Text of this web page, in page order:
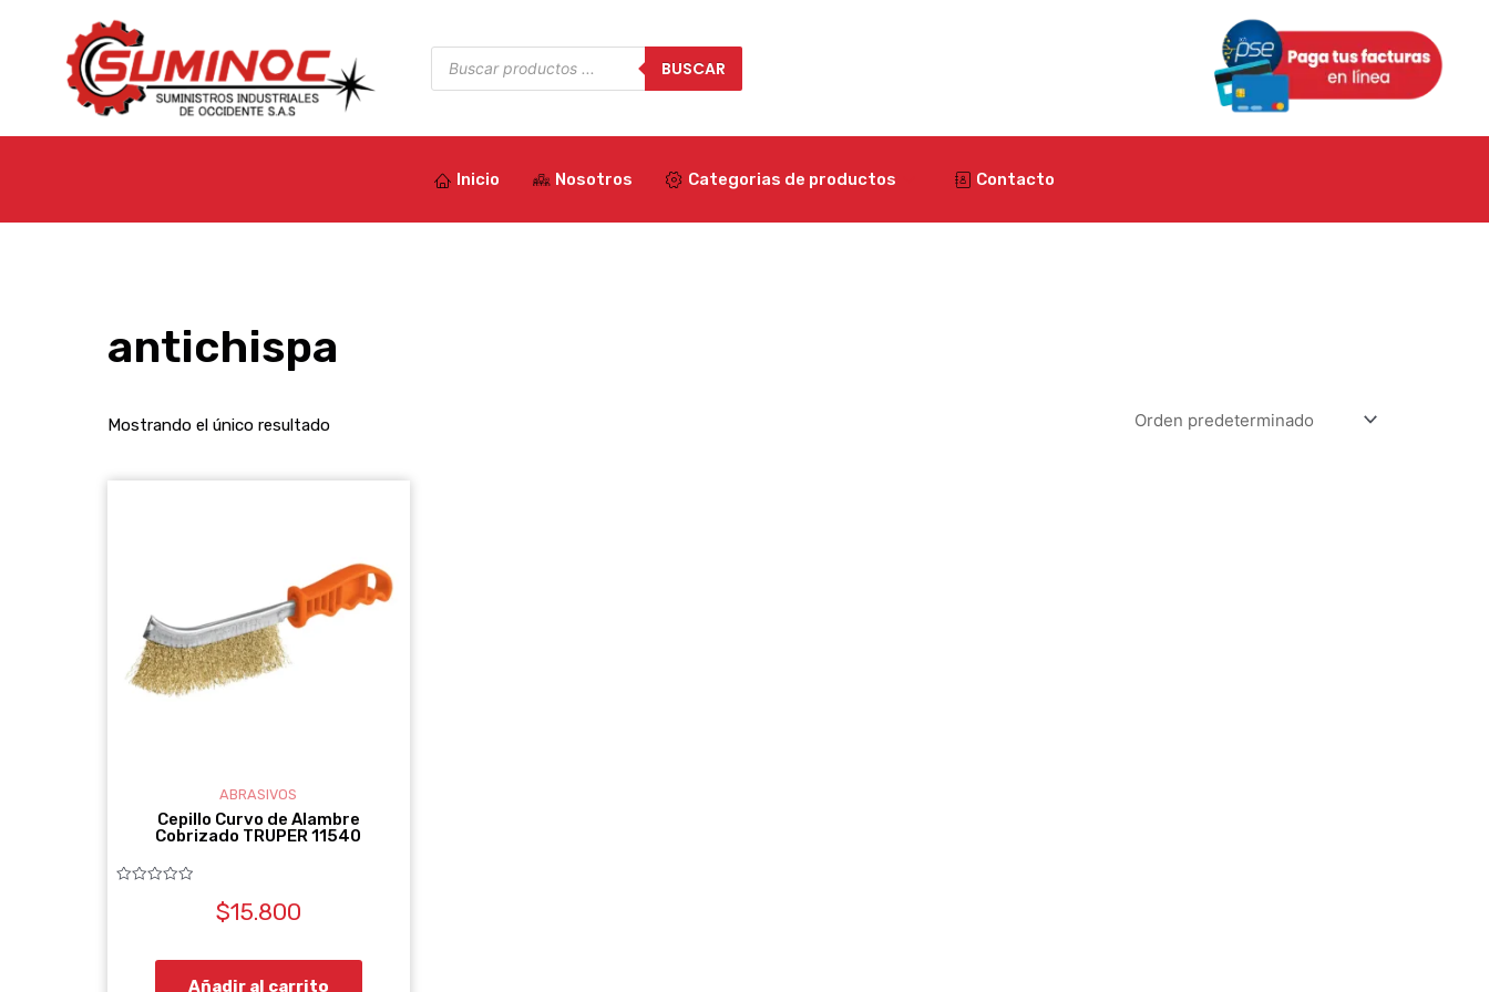
contenido
Búsqueda
de
productos
BUSCAR
Inicio Nosotros Categorias de productos Contacto
antichispa
Mostrando el único resultado
ABRASIVOS
Cepillo Curvo de Alambre
Cobrizado TRUPER 11540
$15.800
Añadir al carrito